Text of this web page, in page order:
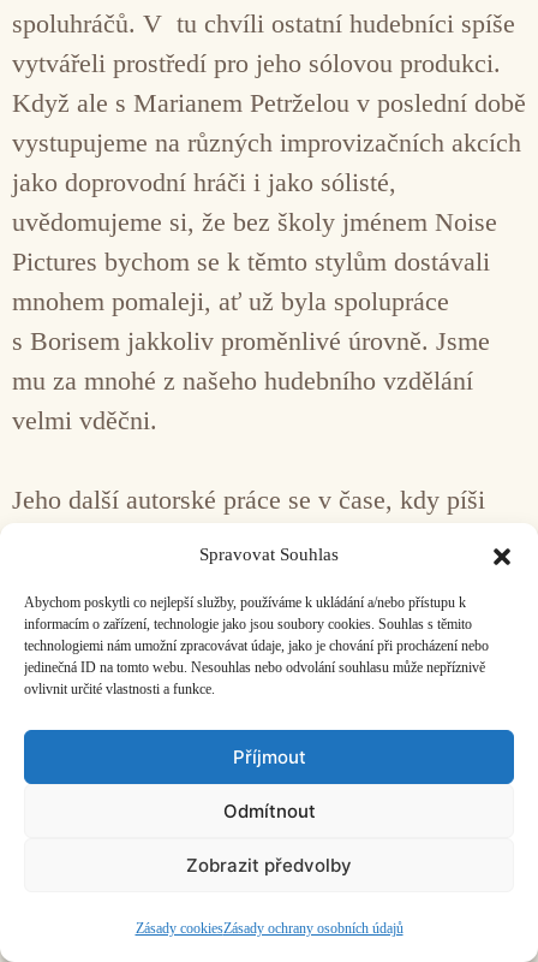
Spravovat Souhlas
Abychom poskytli co nejlepší služby, používáme k ukládání a/nebo přístupu k
informacím o zařízení, technologie jako jsou soubory cookies. Souhlas s těmito
technologiemi nám umožní zpracovávat údaje, jako je chování při procházení nebo
jedinečná ID na tomto webu. Nesouhlas nebo odvolání souhlasu může nepříznivě
ovlivnit určité vlastnosti a funkce.
Příjmout
Odmítnout
Zobrazit předvolby
Zásady cookiesZásady ochrany osobních údajů
spoluhráčů. V tu chvíli ostatní hudebníci spíše
vytvářeli prostředí pro jeho sólovou produkci.
Když ale s Marianem Petrželou v poslední době
vystupujeme na různých improvizačních akcích
jako doprovodní hráči i jako sólisté,
uvědomujeme si, že bez školy jménem Noise
Pictures bychom se k těmto stylům dostávali
mnohem pomaleji, ať už byla spolupráce
s Borisem jakkoliv proměnlivé úrovně. Jsme
mu za mnohé z našeho hudebního vzdělání
velmi vděčni.
Jeho další autorské práce se v čase, kdy píši
pouze on věděl, zda jsou dokončené či ne.
Největším otazníkem je jeho opera, k níž ho
inspirovala bohatá škála výrazových prostředků
zpěváka Bedřicha Levého, a přestože se na
kooperaci nakonec nedomluvili, Boris v práci
na opeře pokračoval a hovořil o ní jako o svém
životním díle. Možná o ní ještě uslyšíme.
Na letošním Febiofestu se bude každopádně